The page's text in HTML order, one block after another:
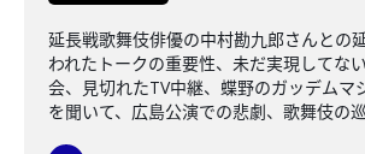
延長戦歌舞伎俳優の中村勘九郎さんとの
われたトークの重要性、未だ実現してな
会、見切れたTV中継、蝶野のガッデムマ
を聞いて、広島公演での悲劇、歌舞伎の